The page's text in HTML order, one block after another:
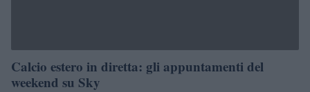
Calcio estero in diretta: gli appuntamenti del
weekend su Sky